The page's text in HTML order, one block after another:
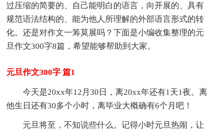
过压缩的简要的、自己能明白的语言，向开展的、具有
规范语法结构的、能为他人所理解的外部语言形式的转
化。还是对作文一筹莫展吗？下面是小编收集整理的元
旦作文300字8篇，希望能够帮助到大家。
元旦作文300字 篇1
今天是20xx年12月30日，离20xx年还有1天1夜。离
他生日还有30多个小时，离毕业大概确有6个月吧！
元旦将至，不知说些什么。记得小时元旦热闹，让